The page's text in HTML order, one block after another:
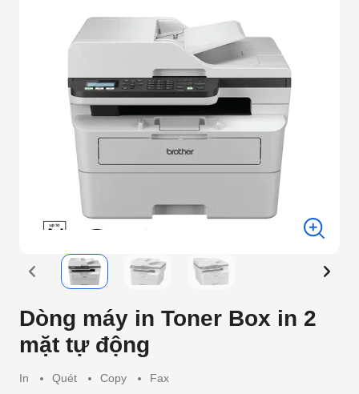
Dòng máy in Toner Box in 2
mặt tự động
In Quét Copy Fax